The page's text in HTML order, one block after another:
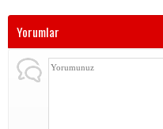
Yorumlar